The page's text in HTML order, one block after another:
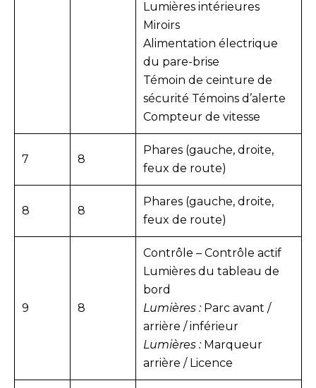
Lumières intérieures
Miroirs
Alimentation électrique
du pare-brise
Témoin de ceinture de
sécurité Témoins d’alerte
Compteur de vitesse
7 8
Phares (gauche, droite,
feux de route)
8 8
Phares (gauche, droite,
feux de route)
9 8
Contrôle – Contrôle actif
Lumières du tableau de
bord
Lumières :Parc avant /
arrière / inférieur
Lumières :Marqueur
arrière / Licence